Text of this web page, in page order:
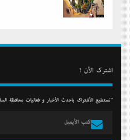
أشترك الأن !
"تستطيع الأشتراك بأحدث الأخبار و فعاليات محافظة